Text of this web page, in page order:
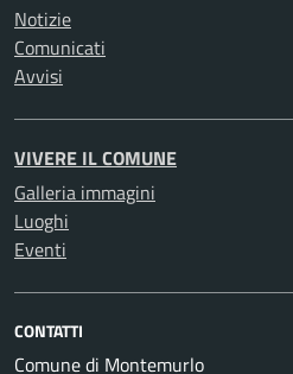
Notizie
Comunicati
Avvisi
VIVERE IL COMUNE
Galleria immagini
Luoghi
Eventi
CONTATTI
Comune di Montemurlo